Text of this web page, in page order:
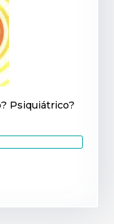
Psiquiátrico?